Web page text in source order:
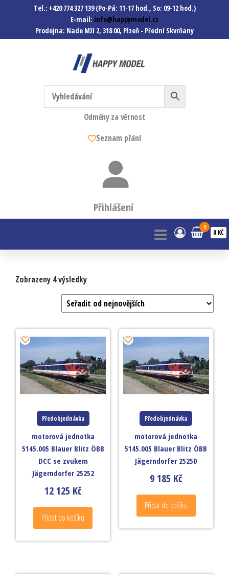
Tel.: +420 774 327 139 (Po-Pá: 11-17 hod., So: 09-12 hod.)
E-mail: info@happymodel.cz
Prodejna: Nade Mží 2, 318 00, Plzeň - Přední Skvrňany
Happymodel.cz
Modely autíček, modelová
železnice, mašinky, vagóny a
mnohem víc.
Odměny za věrnost
Seznam přání
Přihlášení
0
0 KČ
Zobrazeny 4 výsledky
Předobjednávka
motorová jednotka
5145.005 Blauer Blitz ÖBB
DCC se zvukem
Jägerndorfer 25252
12 125 Kč
Přidat do košíku
Předobjednávka
motorová jednotka
5145.005 Blauer Blitz ÖBB
Jägerndorfer 25250
9 185 Kč
Přidat do košíku